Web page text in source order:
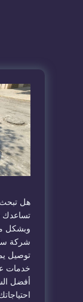
هل تبحث
تساعدك
وبشكل
شركة
توصيل
خدمات
أفضل